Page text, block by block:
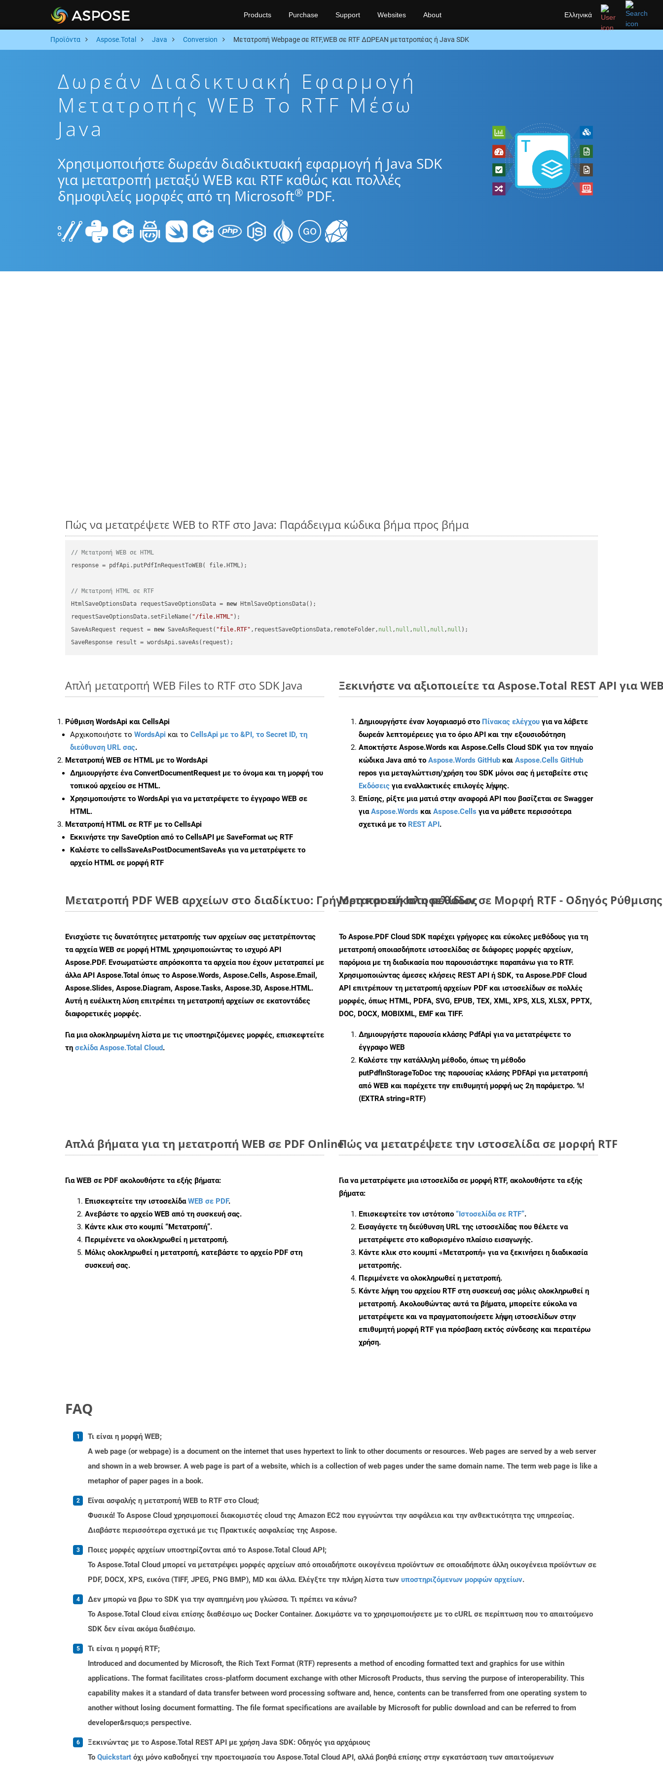
Ελληνικά
Products Purchase Support Websites About
Προϊόντα Aspose.Total Java Conversion Μετατροπή Webpage σε RTF,WEB σε RTF ΔΩΡΕΑΝ μετατροπέας ή Java SDK
Δωρεάν Διαδικτυακή Εφαρμογή
Μετατροπής WEB To RTF Μέσω
Java
Χρησιμοποιήστε δωρεάν διαδικτυακή εφαρμογή ή Java SDK
για μετατροπή μεταξύ WEB και RTF καθώς και πολλές
δημοφιλείς μορφές από τη Microsoft® PDF.
Πώς να μετατρέψετε WEB to RTF στο Java: Παράδειγμα κώδικα βήμα προς βήμα
// Μετατροπή WEB σε HTML
response = pdfApi.putPdfInRequestToWEB( file.HTML);
// Μετατροπή HTML σε RTF
HtmlSaveOptionsData requestSaveOptionsData = new HtmlSaveOptionsData();
requestSaveOptionsData.setFileName( "/file.HTML" );
SaveAsRequest request = new SaveAsRequest( "file.RTF" ,requestSaveOptionsData,remoteFolder, null , null , null , null , null );
Απλή μετατροπή WEB Files to RTF στο SDK Java
Ρύθμιση WordsApi και CellsApi
Αρχικοποιήστε το WordsApi και το CellsApi με το &PI, το Secret ID, τη
διεύθυνση URL σας.
Μετατροπή WEB σε HTML με το WordsApi
Δημιουργήστε έναConvertDocumentRequest με το όνομα και τη μορφή του
τοπικού αρχείου σε HTML.
Χρησιμοποιήστε το WordsApi για να μετατρέψετε το έγγραφο WEB σε
HTML.
Μετατροπή HTML σε RTF με το CellsApi
Εκκινήστε την SaveOption από το CellsAPI με SaveFormat ως RTF
Καλέστε το cellsSaveAsPostDocumentSaveAs για να μετατρέψετε το
αρχείο HTML σε μορφή RTF
Ξεκινήστε να αξιοποιείτε τα Aspose.Total REST API για
Δημιουργήστε έναν λογαριασμό στο Πίνακας ελέγχου για να λάβετε
δωρεάν λεπτομέρειες για το όριο API και την εξουσιοδότηση
Αποκτήστε Aspose.Words και Aspose.Cells Cloud SDK για τον πηγαίο
κώδικα Java από το Aspose.Words GitHub και Aspose.Cells GitHub
repos για μεταγλώττιση/χρήση του SDK μόνοι σας ή μεταβείτε στις
Εκδόσεις για εναλλακτικές επιλογές λήψης.
Επίσης, ρίξτε μια ματιά στην αναφορά API που βασίζεται σε Swagger
γιαAspose.Words και Aspose.Cells για να μάθετε περισσότερα
σχετικά με το REST API.
Μετατροπή PDF WEB αρχείων στο διαδίκτυο: Γρήγορη και εύκολη μέθοδος
Ενισχύστε τις δυνατότητες μετατροπής των αρχείων σας μετατρέποντας
τα αρχεία WEB σε μορφή HTML χρησιμοποιώντας το ισχυρό API
Aspose.PDF. Ενσωματώστε απρόσκοπτα τα αρχεία που έχουν μετατραπεί με
άλλα API Aspose.Total όπως το Aspose.Words, Aspose.Cells, Aspose.Email,
Aspose.Slides, Aspose.Diagram, Aspose.Tasks, Aspose.3D, Aspose.HTML.
Αυτή η ευέλικτη λύση επιτρέπει τη μετατροπή αρχείων σε εκατοντάδες
διαφορετικές μορφές.
Για μια ολοκληρωμένη λίστα με τις υποστηριζόμενες μορφές, επισκεφτείτε
τη σελίδα Aspose.Total Cloud.
Μετατροπή Ιστοσελίδων σε Μορφή RTF - Οδηγός
Το Aspose.PDF Cloud SDK παρέχει γρήγορες και εύκολες μεθόδους για τη
μετατροπή οποιασδήποτε ιστοσελίδας σε διάφορες μορφές αρχείων,
παρόμοια με τη διαδικασία που παρουσιάστηκε παραπάνω για το RTF.
Χρησιμοποιώντας άμεσες κλήσεις REST API ή SDK, τα Aspose.PDF Cloud
API επιτρέπουν τη μετατροπή αρχείων PDF και ιστοσελίδων σε πολλές
μορφές, όπως HTML, PDFA, SVG, EPUB, TEX, XML, XPS, XLS, XLSX, PPTX,
DOC, DOCX, MOBIXML, EMF και TIFF.
Δημιουργήστε παρουσία κλάσης PdfApi για να μετατρέψετε το
έγγραφο WEB
Καλέστε την κατάλληλη μέθοδο, όπως τη μέθοδο
putPdfInStorageToDoc της παρουσίας κλάσης PDFApi για μετατροπή
από WEB και παρέχετε την επιθυμητή μορφή ως 2η παράμετρο. %!
(EXTRA string=RTF)
Απλά βήματα για τη μετατροπή WEB σε PDF Online
ΓιαWEB σε PDF ακολουθήστε τα εξής βήματα:
Επισκεφτείτε την ιστοσελίδαWEB σε PDF.
Ανεβάστε το αρχείο WEB από τη συσκευή σας.
Κάντε κλικ στο κουμπί “Μετατροπή”.
Περιμένετε να ολοκληρωθεί η μετατροπή.
Μόλις ολοκληρωθεί η μετατροπή, κατεβάστε το αρχείο PDF στη
συσκευή σας.
Πώς να μετατρέψετε την ιστοσελίδα σε μορφή RTF
Για να μετατρέψετε μια ιστοσελίδα σε μορφή RTF, ακολουθήστε τα εξής
βήματα:
Επισκεφτείτε τον ιστότοπο “Ιστοσελίδα σε RTF”.
Εισαγάγετε τη διεύθυνση URL της ιστοσελίδας που θέλετε να
μετατρέψετε στο καθορισμένο πλαίσιο εισαγωγής.
Κάντε κλικ στο κουμπί «Μετατροπή» για να ξεκινήσει η διαδικασία
μετατροπής.
Περιμένετε να ολοκληρωθεί η μετατροπή.
Κάντε λήψη του αρχείου RTF στη συσκευή σας μόλις ολοκληρωθεί η
μετατροπή. Ακολουθώντας αυτά τα βήματα, μπορείτε εύκολα να
μετατρέψετε και να πραγματοποιήσετε λήψη ιστοσελίδων στην
επιθυμητή μορφή RTF για πρόσβαση εκτός σύνδεσης και περαιτέρω
χρήση.
FAQ
Τι είναι η μορφή WEB;
A web page (or webpage) is a document on the internet that uses hypertext to link to other documents or resources. Web pages are served by a web server
and shown in a web browser. A web page is part of a website, which is a collection of web pages under the same domain name. The term web page is like a
metaphor of paper pages in a book.
Είναι ασφαλής η μετατροπή WEB to RTF στο Cloud;
Φυσικά! Το Aspose Cloud χρησιμοποιεί διακομιστές cloud της Amazon EC2 που εγγυώνται την ασφάλεια και την ανθεκτικότητα της υπηρεσίας.
Διαβάστε περισσότερα σχετικά με τις Πρακτικές ασφαλείας της Aspose.
Ποιες μορφές αρχείων υποστηρίζονται από το Aspose.Total Cloud API;
Το Aspose.Total Cloud μπορεί να μετατρέψει μορφές αρχείων από οποιαδήποτε οικογένεια προϊόντων σε οποιαδήποτε άλλη οικογένεια προϊόντων σε
PDF, DOCX, XPS, εικόνα (TIFF, JPEG, PNG BMP), MD και άλλα. Ελέγξτε την πλήρη λίστα των υποστηριζόμενων μορφών αρχείων.
Δεν μπορώ να βρω το SDK για την αγαπημένη μου γλώσσα. Τι πρέπει να κάνω?
Το Aspose.Total Cloud είναι επίσης διαθέσιμο ως Docker Container. Δοκιμάστε να το χρησιμοποιήσετε με το cURL σε περίπτωση που το απαιτούμενο
SDK δεν είναι ακόμα διαθέσιμο.
Τι είναι η μορφή RTF;
Introduced and documented by Microsoft, the Rich Text Format (RTF) represents a method of encoding formatted text and graphics for use within
applications. The format facilitates cross-platform document exchange with other Microsoft Products, thus serving the purpose of interoperability. This
capability makes it a standard of data transfer between word processing software and, hence, contents can be transferred from one operating system to
another without losing document formatting. The file format specifications are available by Microsoft for public download and can be referred to from
developer&rsquo;s perspective.
Ξεκινώντας με το Aspose.Total REST API με χρήση Java SDK: Οδηγός για αρχάριους
Το Quickstart όχι μόνο καθοδηγεί την προετοιμασία του Aspose.Total Cloud API, αλλά βοηθά επίσης στην εγκατάσταση των απαιτούμενων